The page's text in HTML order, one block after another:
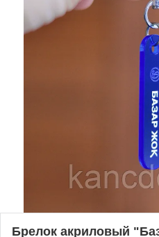
Брелок акриловый